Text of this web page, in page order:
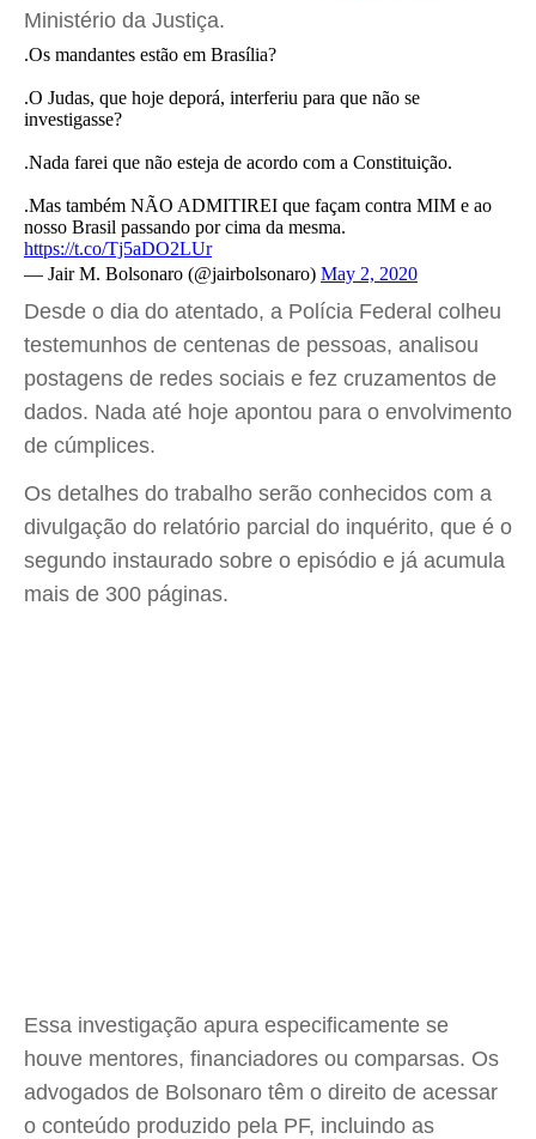
Ministério da Justiça.
.Os mandantes estão em Brasília?
.O Judas, que hoje deporá, interferiu para que não se
investigasse?
.Nada farei que não esteja de acordo com a Constituição.
.Mas também NÃO ADMITIREI que façam contra MIM e ao
nosso Brasil passando por cima da mesma.
https://t.co/Tj5aDO2LUr
— Jair M. Bolsonaro (@jairbolsonaro) May 2, 2020
Desde o dia do atentado, a Polícia Federal colheu
testemunhos de centenas de pessoas, analisou
postagens de redes sociais e fez cruzamentos de
dados. Nada até hoje apontou para o envolvimento
de cúmplices.
Os detalhes do trabalho serão conhecidos com a
divulgação do relatório parcial do inquérito, que é o
segundo instaurado sobre o episódio e já acumula
mais de 300 páginas.
Essa investigação apura especificamente se
houve mentores, financiadores ou comparsas. Os
advogados de Bolsonaro têm o direito de acessar
o conteúdo produzido pela PF, incluindo as